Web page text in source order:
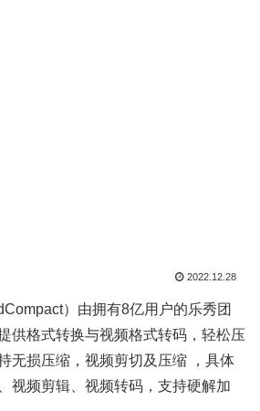
2022.12.28
）由拥有8亿用户的乐秀团
供格式转换与视频格式转码，轻松压
无损压缩，视频剪切及压缩 ，具体
视频剪辑、视频转码，支持硬解加